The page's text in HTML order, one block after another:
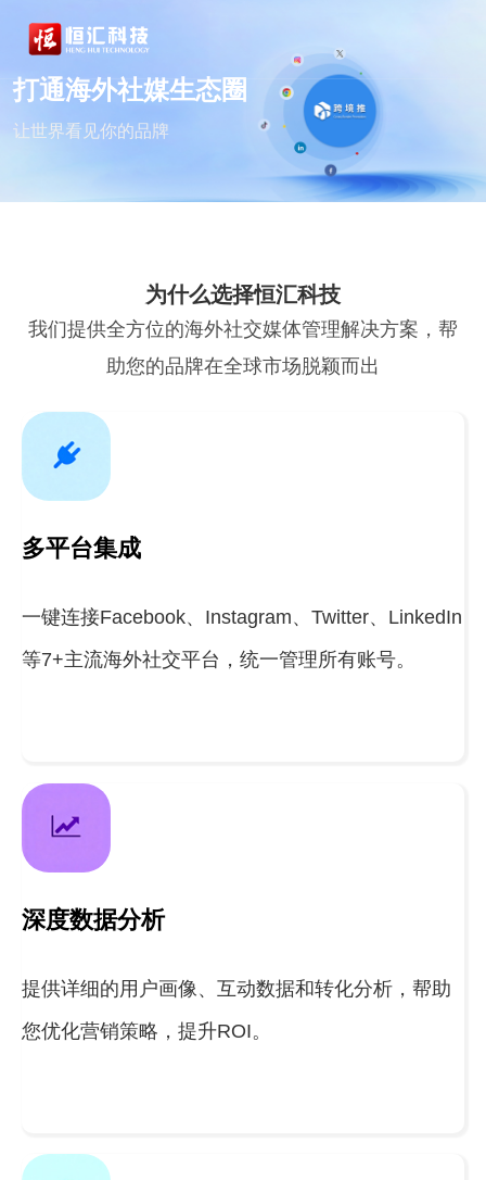
打通海外社媒生态圈
让世界看见你的品牌
为什么选择恒汇科技
我们提供全方位的海外社交媒体管理解决方案，帮
助您的品牌在全球市场脱颖而出
多平台集成
一键连接Facebook、Instagram、Twitter、LinkedIn
等7+主流海外社交平台，统一管理所有账号。
深度数据分析
提供详细的用户画像、互动数据和转化分析，帮助
您优化营销策略，提升ROI。